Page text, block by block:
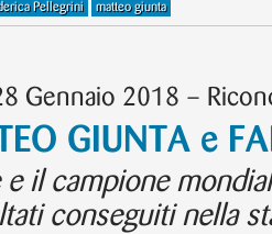
Pellegrini matteo giunta
Gennaio 2018 –
GIUNTA e
il campione
conseguiti nella